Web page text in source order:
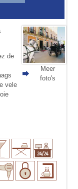
de
vele
Meer
foto's